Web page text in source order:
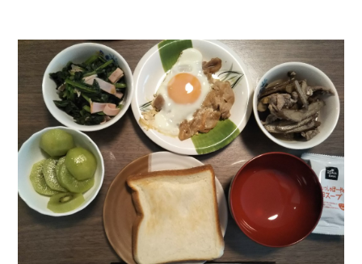
彼女にプロポーズしてOK貰った俺、告げられた結婚条件にブチ切
れて無事婚約破棄・・・
【衝撃】ある工場に配属すると、女の人がみんな退職してしま
う。会社「仕事がハードだし田舎で娯楽も少ないからキツイの
か…」→ 実際は違った
【修羅場】彼女親「カスな家柄のヤツなんかと家族になるのはご
めんだ」俺「じゃあ別れます…」→ 彼女「なんで言い返してくれ
なかったの？（泣」
【衝撃】ヤンキー女に「サせて」って言った結果